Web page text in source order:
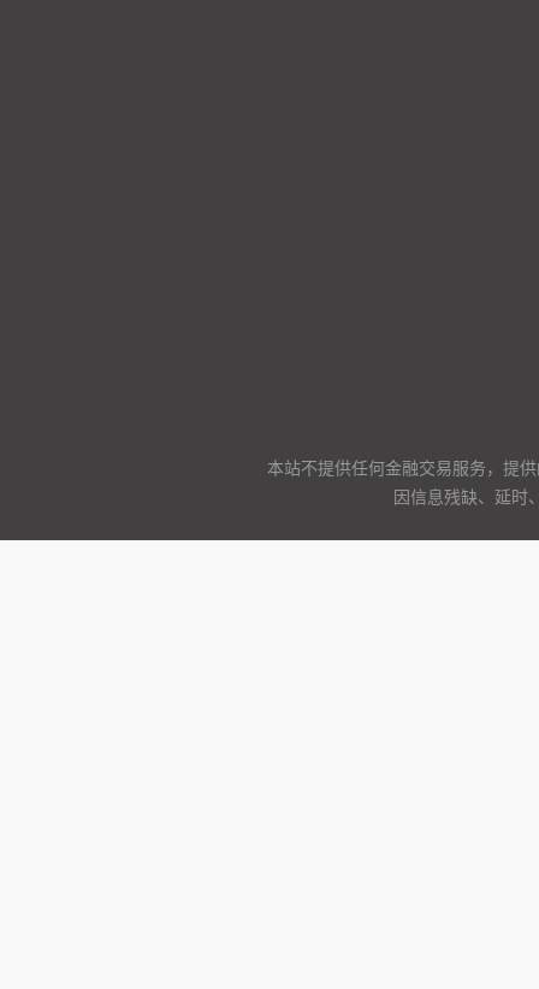
本站不提供任何金融交易服务，提
因信息残缺、延时